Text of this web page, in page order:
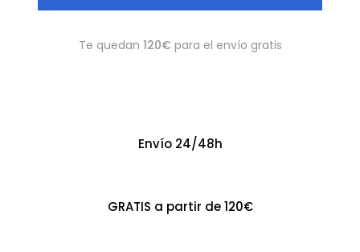
Te quedan 120€ para el envío gratis
Envío 24/48h
GRATIS a partir de 120€